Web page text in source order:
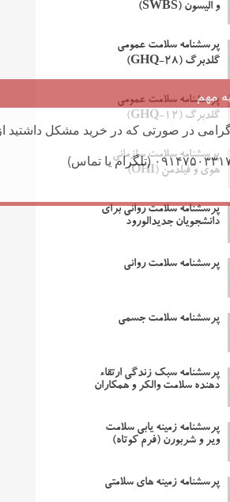
و الیسون (SWBS)
پرسشنامه سلامت عمومی
گلدبرگ (GHQ-28)
پرسشنامه سلامت عمومی
گلدبرگ (GHQ-12)
پرسشنامه سلامت سازمانی
هوی و فیلدمن (OHI)
پرسشنامه سلامت روانی برای
دانشجویان جدیدالورود
پرسشنامه سلامت روانی
پرسشنامه سلامت جسمی
پرسشنامه سبک زندگی ارتقاء
دهنده سلامت والکر و همکاران
پرسشنامه زمینه یابی سلامت
ویر و شربورن (فرم کوتاه)
پرسشنامه زمینه های سلامتی
مهم
در صورتی که در خرید مشکل داشتید